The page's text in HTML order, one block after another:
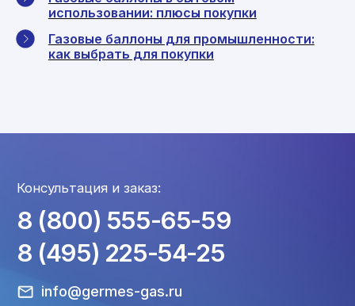
использовании: плюсы покупки
Газовые баллоны для промышленности:
как выбрать для покупки